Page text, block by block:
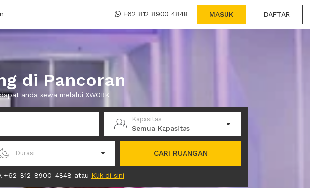
+62 812 8900 4848 MASUK DAFTAR
di Pancoran
anda sewa melalui XWORK
Kapasitas
Semua Kapasitas
Durasi CARI RUANGAN
+62-812-8900-4848 atau Klik di sini